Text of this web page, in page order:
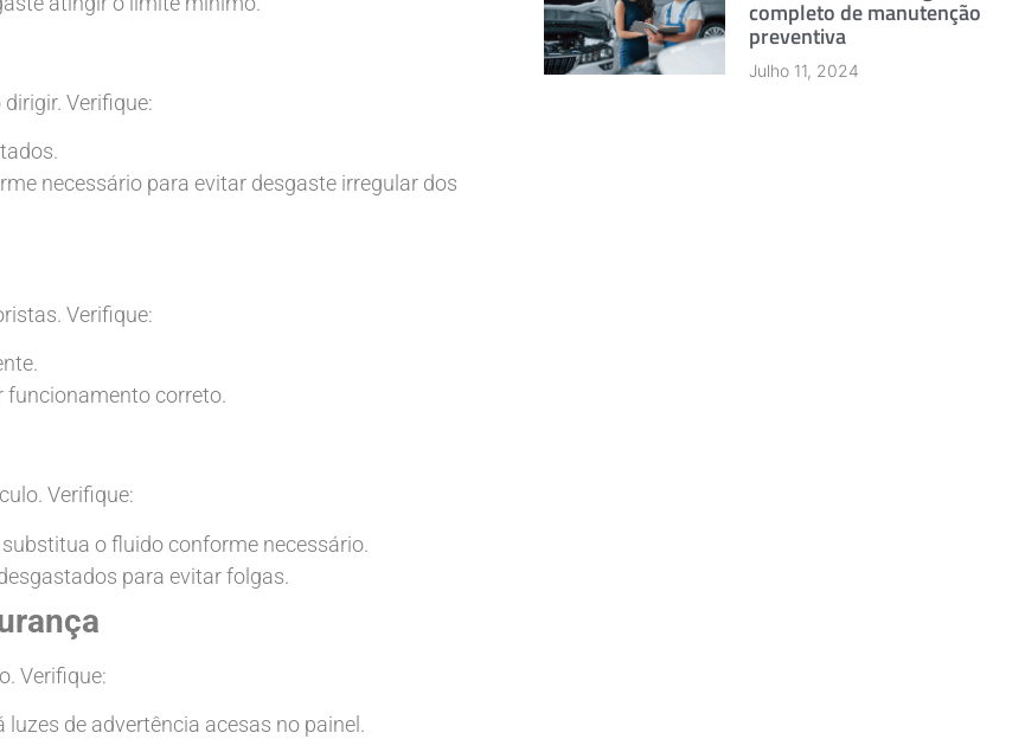
Verifique:
necessário para evitar desgaste irregular dos
Verifique:
funcionamento correto.
Verifique:
o fluido conforme necessário.
para evitar folgas.
Verifique:
luzes de advertência acesas no painel.
completo de manutenção
preventiva
Julho 11, 2024